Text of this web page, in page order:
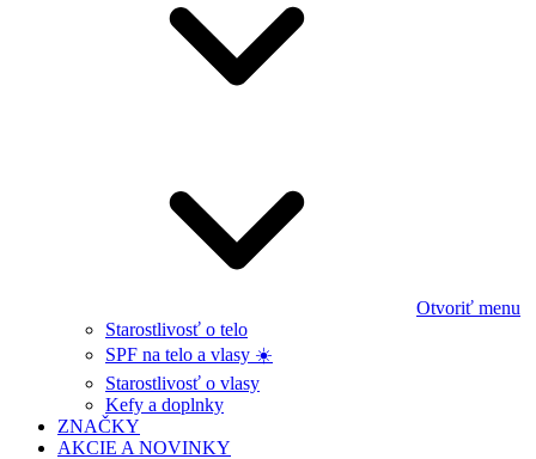
Otvoriť menu
Starostlivosť o telo
SPF na telo a vlasy ☀️
Starostlivosť o vlasy
Kefy a doplnky
ZNAČKY
AKCIE A NOVINKY